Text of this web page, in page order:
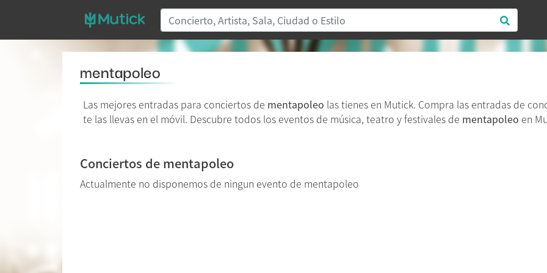
mentapoleo
Las mejores entradas para conciertos de mentapoleo las tienes en Mutick. Compra las entradas de
te las llevas en el móvil. Descubre todos los eventos de música, teatro y festivales de mentapoleo en
Conciertos de mentapoleo
Actualmente no disponemos de ningun evento de mentapoleo